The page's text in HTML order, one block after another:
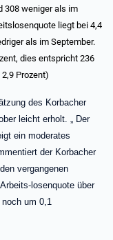
308 weniger als im
liegt bei 4,4
als im September.
dies entspricht 236
Prozent)
des Korbacher
leicht erholt. „ Der
ein moderates
der Korbacher
vergangenen
losenquote über
um 0,1